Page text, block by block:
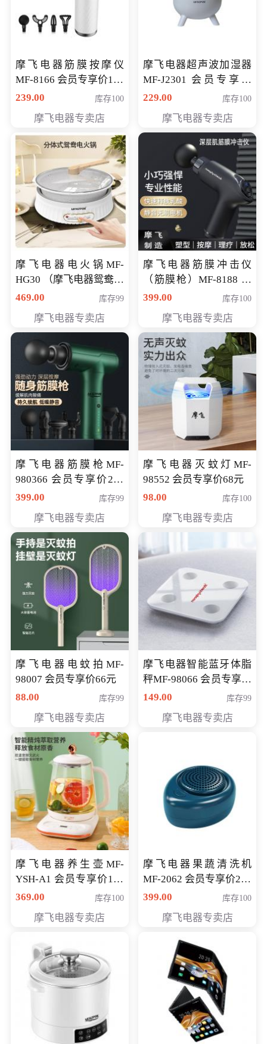
摩飞电器筋膜按摩仪
MF-8166 会员专享价168
元
239.00 库存100
摩飞电器专卖店
摩飞电器超声波加湿器
MF-J2301 会员专享价
168元
229.00 库存100
摩飞电器专卖店
摩飞电器电火锅MF-
HG30 （摩飞电器鸳鸯锅
MF-HG30 ） 会员专享价
469.00 库存99
摩飞电器专卖店
摩飞电器筋膜冲击仪
（筋膜枪）MF-8188 会
员专享价268元
399.00 库存100
摩飞电器专卖店
摩飞电器筋膜枪MF-
980366 会员专享价299
元
399.00 库存99
摩飞电器专卖店
摩飞电器灭蚊灯MF-
98552 会员专享价68元
98.00
库存100
摩飞电器专卖店
摩飞电器电蚊拍MF-
98007 会员专享价66元
88.00
库存99
摩飞电器专卖店
摩飞电器智能蓝牙体脂
秤MF-98066 会员专享价
98元
149.00 库存99
摩飞电器专卖店
摩飞电器养生壶MF-
YSH-A1 会员专享价198
元
369.00 库存100
摩飞电器专卖店
摩飞电器果蔬清洗机
MF-2062 会员专享价268
元
399.00 库存100
摩飞电器专卖店